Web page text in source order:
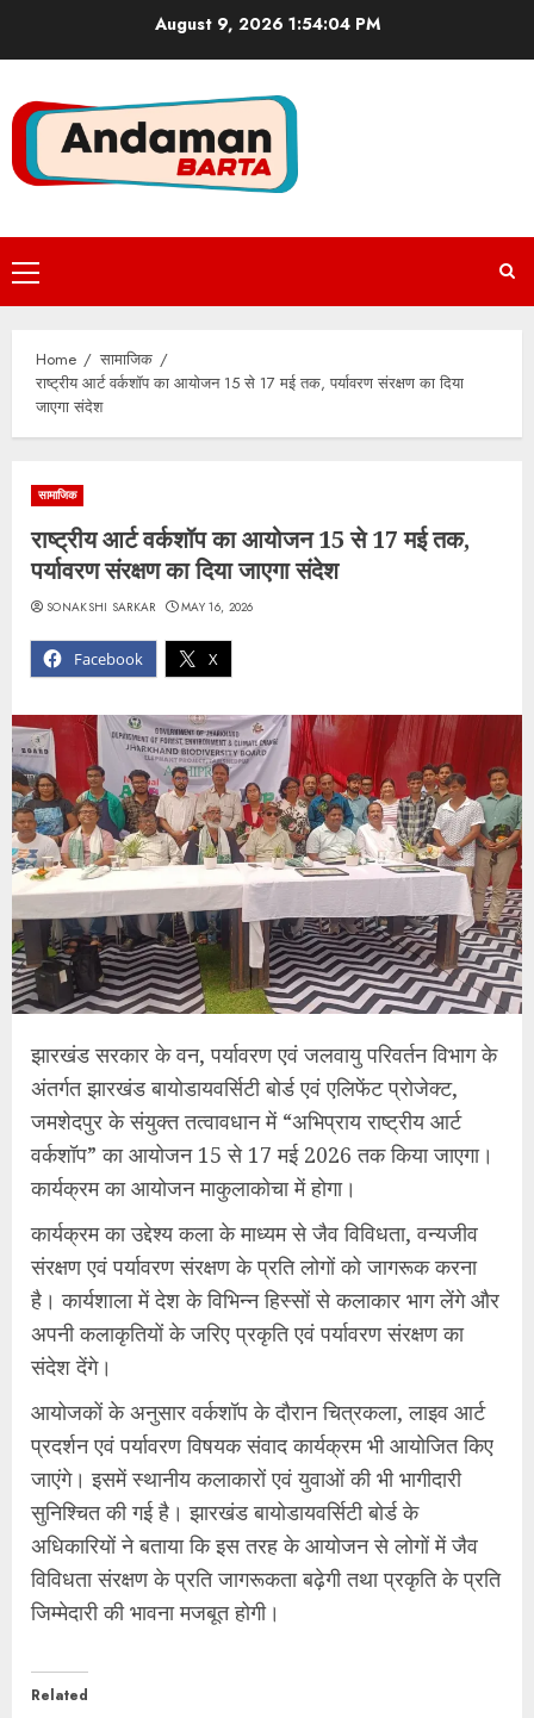
August 9, 2026 1:54:04 PM
Primary
Menu
Home
सामाजिक
राष्ट्रीय आर्ट वर्कशॉप का आयोजन 15 से 17 मई तक, पर्यावरण संरक्षण का दिया
जाएगा संदेश
सामाजिक
राष्ट्रीय आर्ट वर्कशॉप का आयोजन 15 से 17 मई तक,
पर्यावरण संरक्षण का दिया जाएगा संदेश
Facebook X
SONAKSHI SARKAR MAY 16, 2026
झारखंड सरकार के वन, पर्यावरण एवं जलवायु परिवर्तन विभाग के
अंतर्गत झारखंड बायोडायवर्सिटी बोर्ड एवं एलिफेंट प्रोजेक्ट,
जमशेदपुर के संयुक्त तत्वावधान में “अभिप्राय राष्ट्रीय आर्ट
वर्कशॉप” का आयोजन 15 से 17 मई 2026 तक किया जाएगा।
कार्यक्रम का आयोजन माकुलाकोचा में होगा।
कार्यक्रम का उद्देश्य कला के माध्यम से जैव विविधता, वन्यजीव
संरक्षण एवं पर्यावरण संरक्षण के प्रति लोगों को जागरूक करना
है। कार्यशाला में देश के विभिन्न हिस्सों से कलाकार भाग लेंगे और
अपनी कलाकृतियों के जरिए प्रकृति एवं पर्यावरण संरक्षण का
संदेश देंगे।
आयोजकों के अनुसार वर्कशॉप के दौरान चित्रकला, लाइव आर्ट
प्रदर्शन एवं पर्यावरण विषयक संवाद कार्यक्रम भी आयोजित किए
जाएंगे। इसमें स्थानीय कलाकारों एवं युवाओं की भी भागीदारी
सुनिश्चित की गई है। झारखंड बायोडायवर्सिटी बोर्ड के
अधिकारियों ने बताया कि इस तरह के आयोजन से लोगों में जैव
विविधता संरक्षण के प्रति जागरूकता बढ़ेगी तथा प्रकृति के प्रति
जिम्मेदारी की भावना मजबूत होगी।
Related